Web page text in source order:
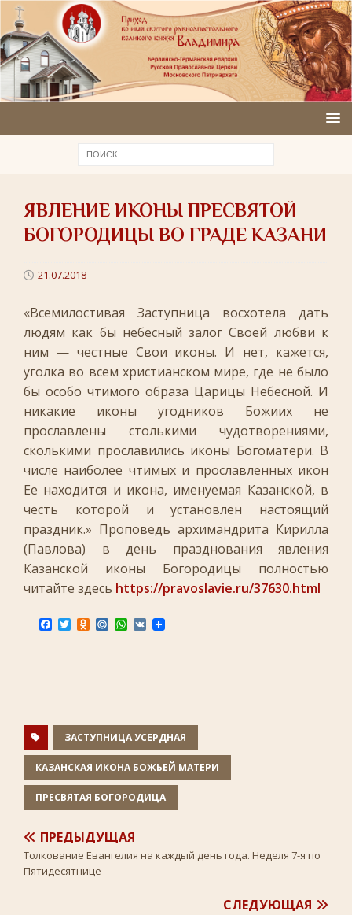
ЯВЛЕНИЕ ИКОНЫ ПРЕСВЯТОЙ
БОГОРОДИЦЫ ВО ГРАДЕ КАЗАНИ
21.07.2018
«Всемилостивая Заступница восхотела дать
людям как бы небесный залог Своей любви к
ним — честные Свои иконы. И нет, кажется,
уголка во всем христианском мире, где не было
бы особо чтимого образа Царицы Небесной. И
никакие иконы угодников Божиих не
прославлены столькими чудотворениями,
сколькими прославились иконы Богоматери. В
числе наиболее чтимых и прославленных икон
Ее находится и икона, именуемая Казанской, в
честь которой и установлен настоящий
праздник.» Проповедь архимандрита Кирилла
(Павлова) в день празднования явления
Казанской иконы Богородицы полностью
читайте здесь https://pravoslavie.ru/37630.html
T O
s
n
i
k
i
M W V
ЗАСТУПНИЦА УСЕРДНАЯ
КАЗАНСКАЯ ИКОНА БОЖЬЕЙ МАТЕРИ
ПРЕСВЯТАЯ БОГОРОДИЦА
ПРЕДЫДУЩАЯ
Толкование Евангелия на каждый день года. Неделя 7-я по
Пятидесятнице
СЛЕДУЮЩАЯ